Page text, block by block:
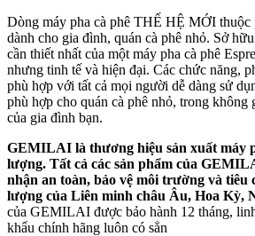
Dòng máy pha cà phê THẾ HỆ MỚI thuộc
dành cho gia đình, quán cà phê nhỏ. Sở
cần thiết nhất của một máy pha cà phê
nhưng tinh tế và hiện đại. Các chức năng,
phù hợp với tất cả mọi người dễ dàng sử
phù hợp cho quán cà phê nhỏ, trong không
của gia đình bạn.
GEMILAI là thương hiệu sản xuất máy
lượng. Tất cả các sản phẩm của
nhận an toàn, bảo vệ môi trường và tiêu
lượng của Liên minh châu Âu, Hoa Kỳ,
của GEMILAI được bảo hành 12 tháng,
khẩu chính hãng luôn có sẳn